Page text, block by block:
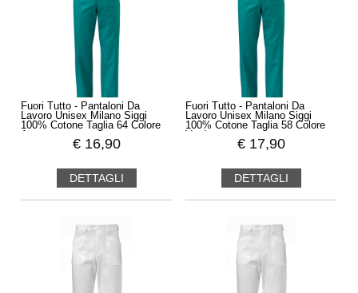
Fuori Tutto - Pantaloni Da
Lavoro Unisex Milano Siggi
100% Cotone Taglia 64 Colore
€ 16,90
DETTAGLI
Fuori Tutto - Pantaloni Da
Lavoro Unisex Milano Siggi
100% Cotone Taglia 58 Colore
€ 17,90
DETTAGLI